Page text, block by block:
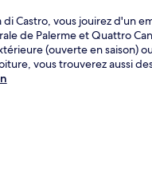
Castro, vous jouirez d'un
de Palerme et Quattro
(ouverte en saison)
vous trouverez aussi